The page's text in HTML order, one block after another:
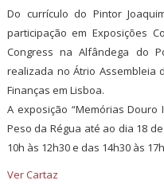
Do currículo do Pintor
participação em Exposições
Congress na Alfândega do
realizada no Átrio Assembleia
Finanças em Lisboa.
A exposição “Memórias
Peso da Régua até ao dia 18
10h às 12h30 e das 14h30 às
Ver Cartaz